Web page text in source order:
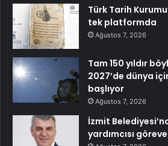
Türk Tarih
tek platformda
Ağustos 7, 2026
Tam 150 yıldır
2027’de dünya
başlıyor
Ağustos 7, 2026
İzmit
yardımcısı